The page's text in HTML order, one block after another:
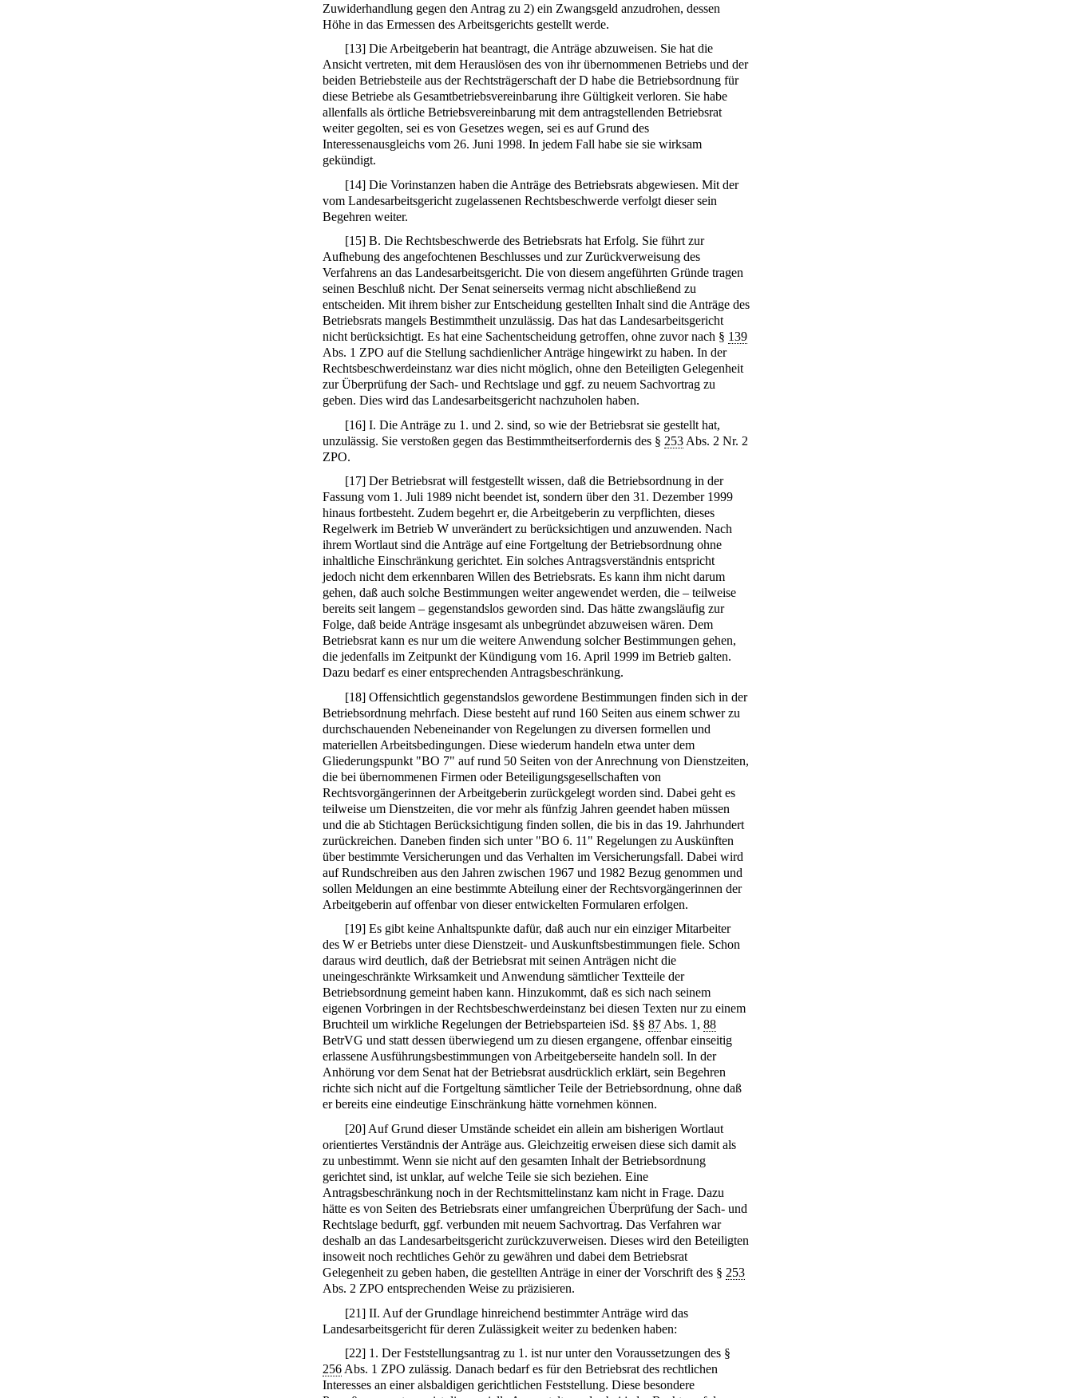
Zuwiderhandlung gegen den Antrag zu 2) ein Zwangsgeld anzudrohen, dessen
Höhe in das Ermessen des Arbeitsgerichts gestellt werde.
[13] Die Arbeitgeberin hat beantragt, die Anträge abzuweisen. Sie hat die
Ansicht vertreten, mit dem Herauslösen des von ihr übernommenen Betriebs und der
beiden Betriebsteile aus der Rechtsträgerschaft der D habe die Betriebsordnung für
diese Betriebe als Gesamtbetriebsvereinbarung ihre Gültigkeit verloren. Sie habe
allenfalls als örtliche Betriebsvereinbarung mit dem antragstellenden Betriebsrat
weiter gegolten, sei es von Gesetzes wegen, sei es auf Grund des
Interessenausgleichs vom 26. Juni 1998. In jedem Fall habe sie sie wirksam
gekündigt.
[14] Die Vorinstanzen haben die Anträge des Betriebsrats abgewiesen. Mit der
vom Landesarbeitsgericht zugelassenen Rechtsbeschwerde verfolgt dieser sein
Begehren weiter.
[15] B. Die Rechtsbeschwerde des Betriebsrats hat Erfolg. Sie führt zur
Aufhebung des angefochtenen Beschlusses und zur Zurückverweisung des
Verfahrens an das Landesarbeitsgericht. Die von diesem angeführten Gründe tragen
seinen Beschluß nicht. Der Senat seinerseits vermag nicht abschließend zu
entscheiden. Mit ihrem bisher zur Entscheidung gestellten Inhalt sind die Anträge des
Betriebsrats mangels Bestimmtheit unzulässig. Das hat das Landesarbeitsgericht
nicht berücksichtigt. Es hat eine Sachentscheidung getroffen, ohne zuvor nach § 139
Abs. 1 ZPO auf die Stellung sachdienlicher Anträge hingewirkt zu haben. In der
Rechtsbeschwerdeinstanz war dies nicht möglich, ohne den Beteiligten Gelegenheit
zur Überprüfung der Sach- und Rechtslage und ggf. zu neuem Sachvortrag zu
geben. Dies wird das Landesarbeitsgericht nachzuholen haben.
[16] I. Die Anträge zu 1. und 2. sind, so wie der Betriebsrat sie gestellt hat,
unzulässig. Sie verstoßen gegen das Bestimmtheitserfordernis des § 253 Abs. 2 Nr. 2
ZPO.
[17] Der Betriebsrat will festgestellt wissen, daß die Betriebsordnung in der
Fassung vom 1. Juli 1989 nicht beendet ist, sondern über den 31. Dezember 1999
hinaus fortbesteht. Zudem begehrt er, die Arbeitgeberin zu verpflichten, dieses
Regelwerk im Betrieb W unverändert zu berücksichtigen und anzuwenden. Nach
ihrem Wortlaut sind die Anträge auf eine Fortgeltung der Betriebsordnung ohne
inhaltliche Einschränkung gerichtet. Ein solches Antragsverständnis entspricht
jedoch nicht dem erkennbaren Willen des Betriebsrats. Es kann ihm nicht darum
gehen, daß auch solche Bestimmungen weiter angewendet werden, die – teilweise
bereits seit langem – gegenstandslos geworden sind. Das hätte zwangsläufig zur
Folge, daß beide Anträge insgesamt als unbegründet abzuweisen wären. Dem
Betriebsrat kann es nur um die weitere Anwendung solcher Bestimmungen gehen,
die jedenfalls im Zeitpunkt der Kündigung vom 16. April 1999 im Betrieb galten.
Dazu bedarf es einer entsprechenden Antragsbeschränkung.
[18] Offensichtlich gegenstandslos gewordene Bestimmungen finden sich in der
Betriebsordnung mehrfach. Diese besteht auf rund 160 Seiten aus einem schwer zu
durchschauenden Nebeneinander von Regelungen zu diversen formellen und
materiellen Arbeitsbedingungen. Diese wiederum handeln etwa unter dem
Gliederungspunkt "BO 7" auf rund 50 Seiten von der Anrechnung von Dienstzeiten,
die bei übernommenen Firmen oder Beteiligungsgesellschaften von
Rechtsvorgängerinnen der Arbeitgeberin zurückgelegt worden sind. Dabei geht es
teilweise um Dienstzeiten, die vor mehr als fünfzig Jahren geendet haben müssen
und die ab Stichtagen Berücksichtigung finden sollen, die bis in das 19. Jahrhundert
zurückreichen. Daneben finden sich unter "BO 6. 11" Regelungen zu Auskünften
über bestimmte Versicherungen und das Verhalten im Versicherungsfall. Dabei wird
auf Rundschreiben aus den Jahren zwischen 1967 und 1982 Bezug genommen und
sollen Meldungen an eine bestimmte Abteilung einer der Rechtsvorgängerinnen der
Arbeitgeberin auf offenbar von dieser entwickelten Formularen erfolgen.
[19] Es gibt keine Anhaltspunkte dafür, daß auch nur ein einziger Mitarbeiter
des W er Betriebs unter diese Dienstzeit- und Auskunftsbestimmungen fiele. Schon
daraus wird deutlich, daß der Betriebsrat mit seinen Anträgen nicht die
uneingeschränkte Wirksamkeit und Anwendung sämtlicher Textteile der
Betriebsordnung gemeint haben kann. Hinzukommt, daß es sich nach seinem
eigenen Vorbringen in der Rechtsbeschwerdeinstanz bei diesen Texten nur zu einem
Bruchteil um wirkliche Regelungen der Betriebsparteien iSd. §§ 87Abs. 1, 88
BetrVG und statt dessen überwiegend um zu diesen ergangene, offenbar einseitig
erlassene Ausführungsbestimmungen von Arbeitgeberseite handeln soll. In der
Anhörung vor dem Senat hat der Betriebsrat ausdrücklich erklärt, sein Begehren
richte sich nicht auf die Fortgeltung sämtlicher Teile der Betriebsordnung, ohne daß
er bereits eine eindeutige Einschränkung hätte vornehmen können.
[20] Auf Grund dieser Umstände scheidet ein allein am bisherigen Wortlaut
orientiertes Verständnis der Anträge aus. Gleichzeitig erweisen diese sich damit als
zu unbestimmt. Wenn sie nicht auf den gesamten Inhalt der Betriebsordnung
gerichtet sind, ist unklar, auf welche Teile sie sich beziehen. Eine
Antragsbeschränkung noch in der Rechtsmittelinstanz kam nicht in Frage. Dazu
hätte es von Seiten des Betriebsrats einer umfangreichen Überprüfung der Sach- und
Rechtslage bedurft, ggf. verbunden mit neuem Sachvortrag. Das Verfahren war
deshalb an das Landesarbeitsgericht zurückzuverweisen. Dieses wird den Beteiligten
insoweit noch rechtliches Gehör zu gewähren und dabei dem Betriebsrat
Gelegenheit zu geben haben, die gestellten Anträge in einer der Vorschrift des § 253
Abs. 2 ZPO entsprechenden Weise zu präzisieren.
[21] II. Auf der Grundlage hinreichend bestimmter Anträge wird das
Landesarbeitsgericht für deren Zulässigkeit weiter zu bedenken haben:
[22] 1. Der Feststellungsantrag zu 1. ist nur unter den Voraussetzungen des §
256 Abs. 1 ZPO zulässig. Danach bedarf es für den Betriebsrat des rechtlichen
Interesses an einer alsbaldigen gerichtlichen Feststellung. Diese besondere